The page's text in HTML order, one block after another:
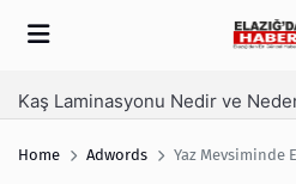
Home Adwords Yaz Mevsiminde